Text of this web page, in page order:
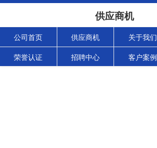
供应商机
公司首页 供应商机 关于我们
荣誉认证 招聘中心 客户案例